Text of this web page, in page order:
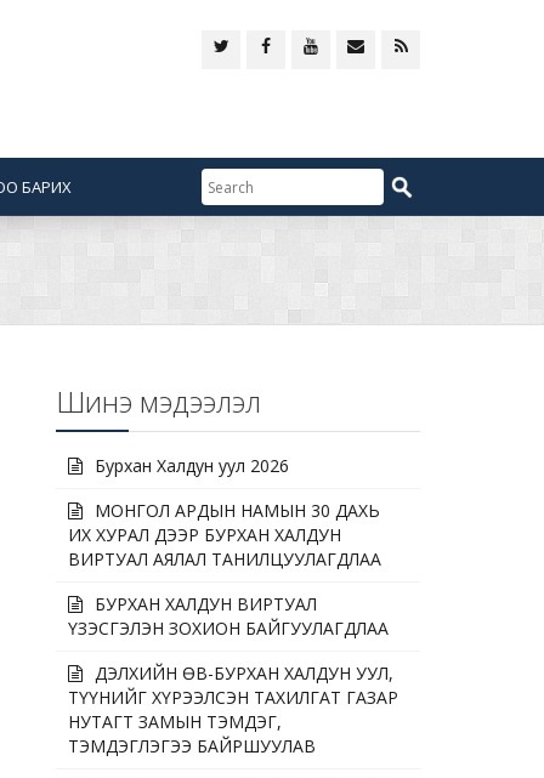
БАРИХ
Шинэ мэдээлэл
Бурхан Халдун уул 2026
МОНГОЛ АРДЫН НАМЫН 30 ДАХЬ
ИХ ХУРАЛ ДЭЭР БУРХАН ХАЛДУН
ВИРТУАЛ АЯЛАЛ ТАНИЛЦУУЛАГДЛАА
БУРХАН ХАЛДУН ВИРТУАЛ
ҮЗЭСГЭЛЭН ЗОХИОН БАЙГУУЛАГДЛАА
ДЭЛХИЙН ӨВ-БУРХАН ХАЛДУН УУЛ,
ТҮҮНИЙГ ХҮРЭЭЛСЭН ТАХИЛГАТ ГАЗАР
НУТАГТ ЗАМЫН ТЭМДЭГ,
ТЭМДЭГЛЭГЭЭ БАЙРШУУЛАВ